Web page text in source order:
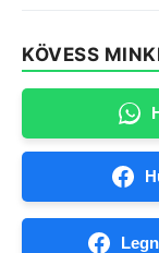
KÖVESS